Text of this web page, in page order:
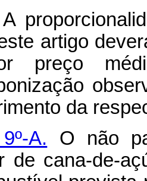
artigo
preço
da
A. O não
de cana-de-